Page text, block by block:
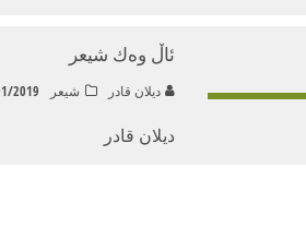
ئاڵ وه‌ك شیعر
دیلان قادر شیعر 2019
دیلان قادر